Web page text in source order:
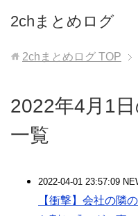
2chまとめログ
2chまとめログ TOP
2022年4月1
一覧
2022-04-01 23:57:09
【衝撃】会社の隣